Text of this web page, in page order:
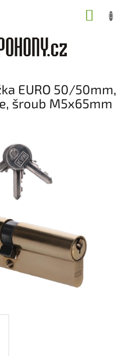
EURO 50/50mm,
šroub M5x65mm